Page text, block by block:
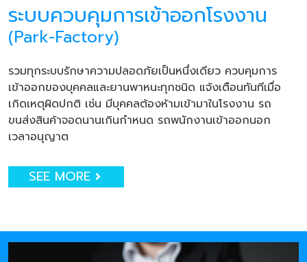
ระบบควบคุมการเข้าออกโรงงาน
(Park-Factory)
รวมทุกระบบรักษาความปลอดภัยเป็นหนึ่งเดียว ควบคุมการ
เข้าออกของบุคคลและยานพาหนะทุกชนิด แจ้งเตือนทันทีเมื่อ
เกิดเหตุผิดปกติ เช่น มีบุคคลต้องห้ามเข้ามาในโรงงาน รถ
ขนส่งสินค้าจอดนานเกินกำหนด รถพนักงานเข้าออกนอก
เวลาอนุญาต
SEE MORE